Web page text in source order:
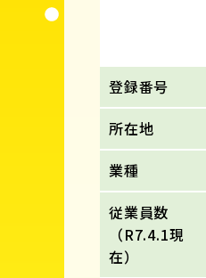
登録番号
所在地
業種
従業員数
（R7.4.1現
在）